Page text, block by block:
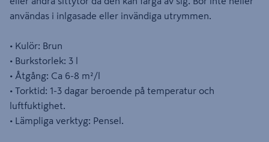
användas i inlgasade eller invändiga utrymmen.
• Kulör: Brun
• Burkstorlek: 3 l
• Åtgång: Ca 6-8 m²/l
• Torktid: 1-3 dagar beroende på temperatur och
luftfuktighet.
• Lämpliga verktyg: Pensel.